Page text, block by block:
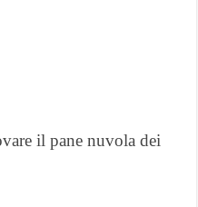
il pane nuvola dei